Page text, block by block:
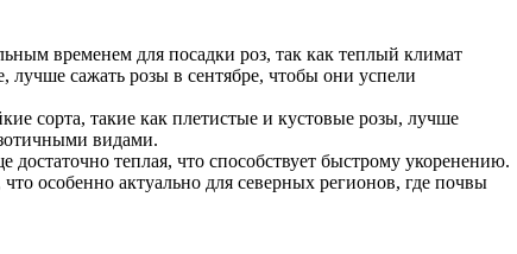
временем для посадки роз, так как теплый климат
лучше сажать розы в сентябре, чтобы они успели
сорта, такие как плетистые и кустовые розы, лучше
видами.
теплая, что способствует быстрому укоренению.
особенно актуально для северных регионов, где почвы